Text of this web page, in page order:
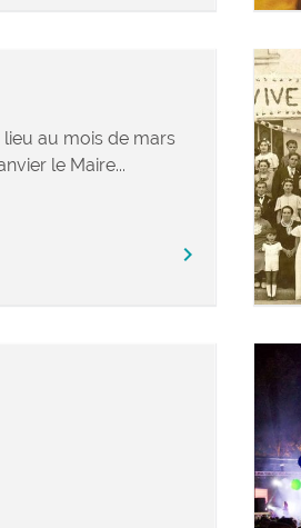
lieu au mois de mars
le Maire...
chevron_right